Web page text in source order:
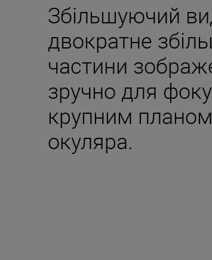
Збільшуючий
двократне
частини
зручно для
крупним
окуляра.